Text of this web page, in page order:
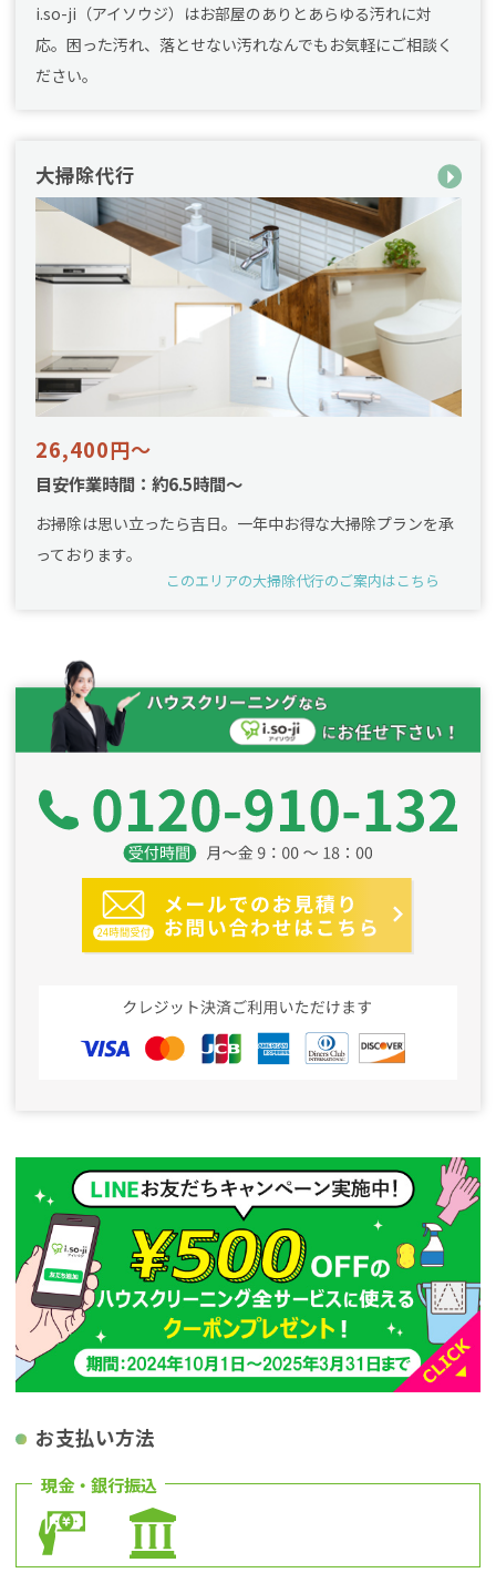
i.so-ji（アイソウジ）はお部屋のありとあらゆる汚れに対
応。困った汚れ、落とせない汚れなんでもお気軽にご相談く
ださい。
大掃除代行
26,400円～
目安作業時間：約6.5時間～
お掃除は思い立ったら吉日。一年中お得な大掃除プランを承
っております。
このエリアの大掃除代行のご案内はこちら
お支払い方法
現金・銀行振込